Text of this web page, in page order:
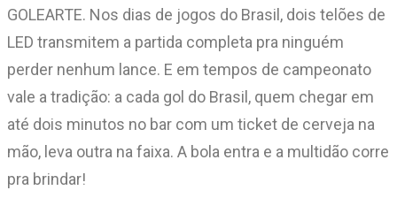
GOLEARTE. Nos dias de jogos do Brasil, dois telões de
LED transmitem a partida completa pra ninguém
perder nenhum lance. E em tempos de campeonato
vale a tradição: a cada gol do Brasil, quem chegar em
até dois minutos no bar com um ticket de cerveja na
mão, leva outra na faixa. A bola entra e a multidão corre
pra brindar!